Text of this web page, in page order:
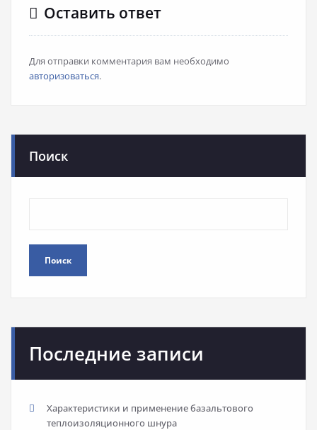
Оставить ответ
Для отправки комментария вам необходимо
авторизоваться.
Поиск
Поиск
Последние записи
Характеристики и применение базальтового
теплоизоляционного шнура